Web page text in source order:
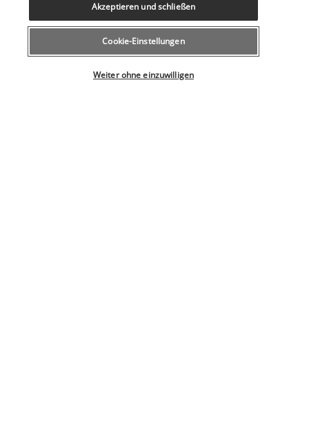
Montag bis Freitag von 12 bis 20 Uhr, Samstags und Sonntags
von 10 bis 18 Uhr
(Lokaltarif)
Aus dem Ausland
Cookie-Einstellungen
Weiter ohne einzuwilligen
Akzeptieren und schließen